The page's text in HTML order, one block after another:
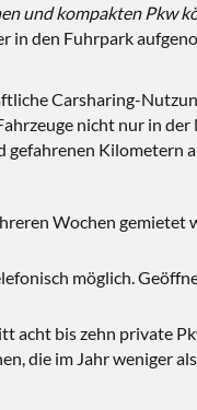
und kompakten Pkw
in den Fuhrpark
Carsharing-
nicht nur in
Kilometern
Wochen
möglich.
acht bis zehn private
die im Jahr weniger